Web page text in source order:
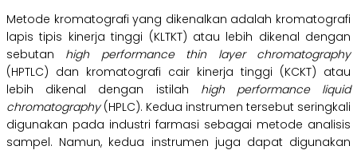
Metode kromatografi yang dikenalkan adalah kromatografi
lapis tipis kinerja tinggi (KLTKT) atau lebih dikenal dengan
sebutan high performance
thin layer chromatography
(HPTLC) dan kromatografi cair kinerja tinggi (KCKT) atau
lebih dikenal dengan istilah high performance liquid
chromatography(HPLC). Kedua instrumen tersebut seringkali
digunakan pada industri farmasi sebagai metode analisis
sampel. Namun, kedua instrumen juga dapat digunakan